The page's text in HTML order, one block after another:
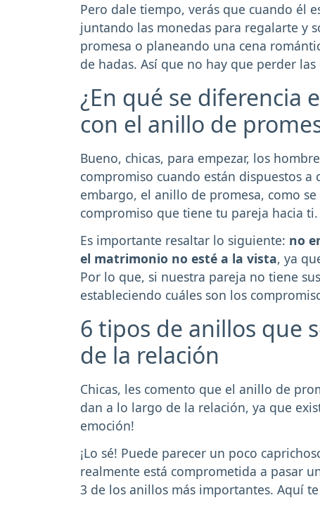
Pero dale tiempo, verás que cuando él
juntando las monedas para regalarte y
promesa o planeando una cena
de hadas. Así que no hay que perder las
¿En qué se diferencia
con el anillo de
Bueno, chicas, para empezar, los
compromiso cuando están dispuestos
embargo, el anillo de promesa, como
compromiso que tiene tu pareja hacia ti.
Es importante resaltar lo siguiente: no
el matrimonio no esté a la vista, ya
Por lo que, si nuestra pareja no tiene
estableciendo cuáles son los
6 tipos de anillos que
de la relación
Chicas, les comento que el anillo de
dan a lo largo de la relación, ya que
emoción!
¡Lo sé! Puede parecer un poco
realmente está comprometida a pasar
3 de los anillos más importantes. Aquí